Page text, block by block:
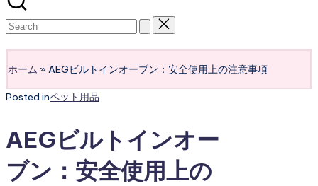
ホーム » AEGビルトインオーブン：安全使用上の注意事項
Posted inペット用品
AEGビルトインオー
ブン：安全使用上の